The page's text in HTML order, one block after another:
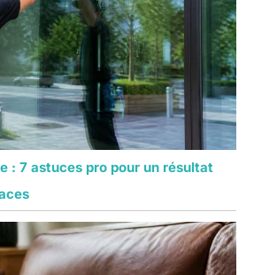
: 7 astuces pro pour un résultat